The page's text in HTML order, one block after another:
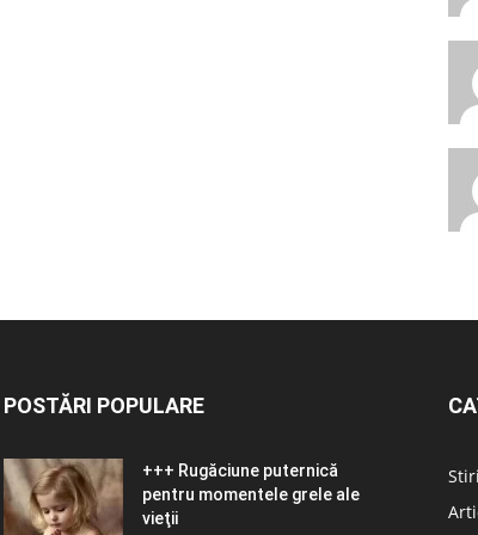
POSTĂRI POPULARE
+++ Rugăciune puternică
pentru momentele grele ale
vieţii
Stiri